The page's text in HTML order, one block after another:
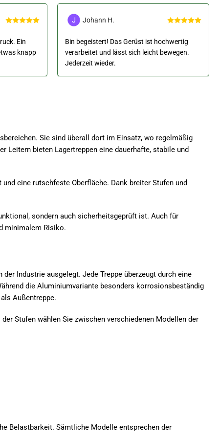
Ein
knapp
Johann H.
Bin begeistert! Das Gerüst ist hochwertig
verarbeitet und lässt sich leicht bewegen.
Jederzeit wieder.
Sie sind überall dort im Einsatz, wo regelmäßig
Leitern bieten Lagertreppen eine dauerhafte, stabile und
eine rutschfeste Oberfläche. Dank breiter Stufen und
sondern auch sicherheitsgeprüft ist. Auch für
minimalem Risiko.
Industrie ausgelegt. Jede Treppe überzeugt durch eine
die Aluminiumvariante besonders korrosionsbeständig
Außentreppe.
Stufen wählen Sie zwischen verschiedenen Modellen der
Belastbarkeit. Sämtliche Modelle entsprechen der